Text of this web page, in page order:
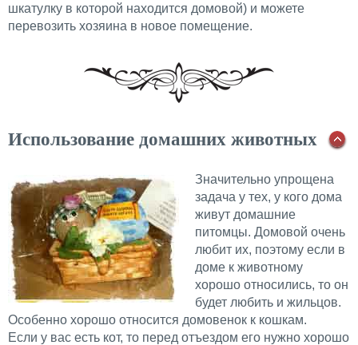
шкатулку в которой находится домовой) и можете
перевозить хозяина в новое помещение.
Использование домашних животных
Значительно упрощена
задача у тех, у кого дома
живут домашние
питомцы. Домовой очень
любит их, поэтому если в
доме к животному
хорошо относились, то он
будет любить и жильцов.
Особенно хорошо относится домовенок к кошкам.
Если у вас есть кот, то перед отъездом его нужно хорошо